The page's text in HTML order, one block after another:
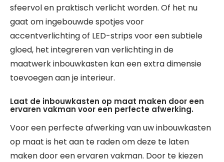
sfeervol en praktisch verlicht worden. Of het nu
gaat om ingebouwde spotjes voor
accentverlichting of LED-strips voor een subtiele
gloed, het integreren van verlichting in de
maatwerk inbouwkasten kan een extra dimensie
toevoegen aan je interieur.
Laat de inbouwkasten op maat maken door een
ervaren vakman voor een perfecte afwerking.
Voor een perfecte afwerking van uw inbouwkasten
op maat is het aan te raden om deze te laten
maken door een ervaren vakman. Door te kiezen